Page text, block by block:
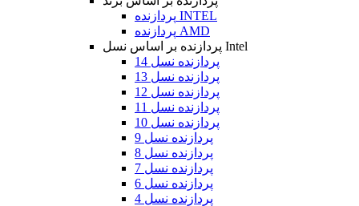
پردازنده INTEL
پردازنده AMD
پردازنده بر اساس نسل Intel
پردازنده نسل 14
پردازنده نسل 13
پردازنده نسل 12
پردازنده نسل 11
پردازنده نسل 10
پردازنده نسل 9
پردازنده نسل 8
پردازنده نسل 7
پردازنده نسل 6
پردازنده نسل 4